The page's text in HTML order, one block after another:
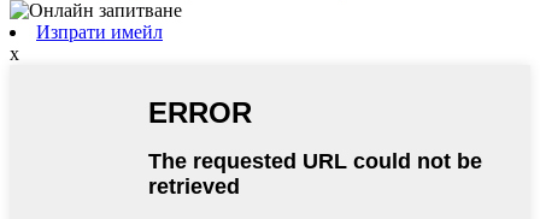
Изпрати имейл
x